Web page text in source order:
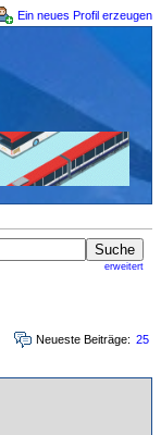
Ein neues Profil erzeugen
erweitert
Neueste Beiträge: 25